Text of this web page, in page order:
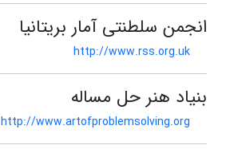
انجمن سلطنتی آمار بریتانیا
http://www.rss.org.uk
بنیاد هنر حل مساله
http://www.artofproblemsolving.org